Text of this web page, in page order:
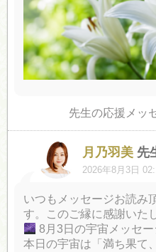
先生の応援メッ
月乃羽美 先
2026年8月3日
いつもメッセージお読み
す。このご縁に感謝いた
8月3日の宇宙メッセー
本日の宇宙は「満ち果て